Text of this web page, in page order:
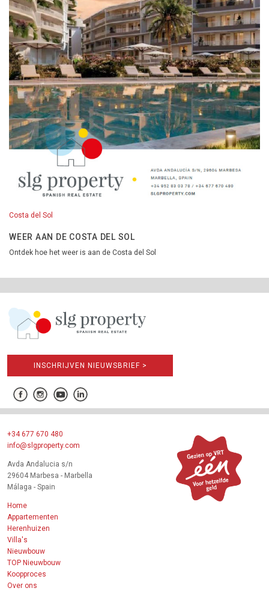
Costa del Sol
WEER AAN DE COSTA DEL SOL
Ontdek hoe het weer is aan de Costa del Sol
INSCHRIJVEN NIEUWSBRIEF >
+34 677 670 480
info@slgproperty.com
Avda Andalucia s/n
29604 Marbesa - Marbella
Málaga - Spain
Home
Appartementen
Herenhuizen
Villa's
Nieuwbouw
TOP Nieuwbouw
Koopproces
Over ons